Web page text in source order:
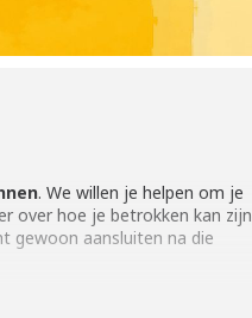
. We willen je helpen om je
over hoe je betrokken kan zijn
gewoon aansluiten na die